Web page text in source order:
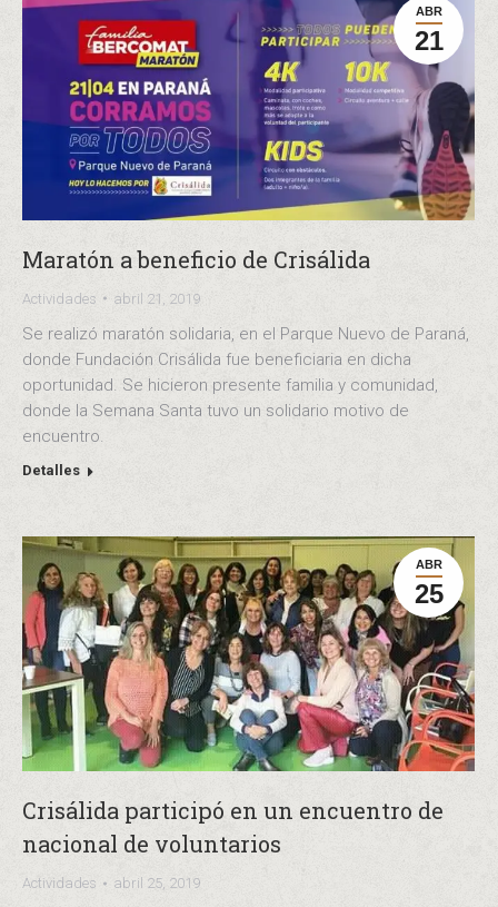
ABR
21
Maratón a beneficio de Crisálida
Actividades abril 21, 2019
Se realizó maratón solidaria, en el Parque Nuevo de Paraná,
donde Fundación Crisálida fue beneficiaria en dicha
oportunidad. Se hicieron presente familia y comunidad,
donde la Semana Santa tuvo un solidario motivo de
encuentro.
Detalles
ABR
25
Crisálida participó en un encuentro de
nacional de voluntarios
Actividades abril 25, 2019